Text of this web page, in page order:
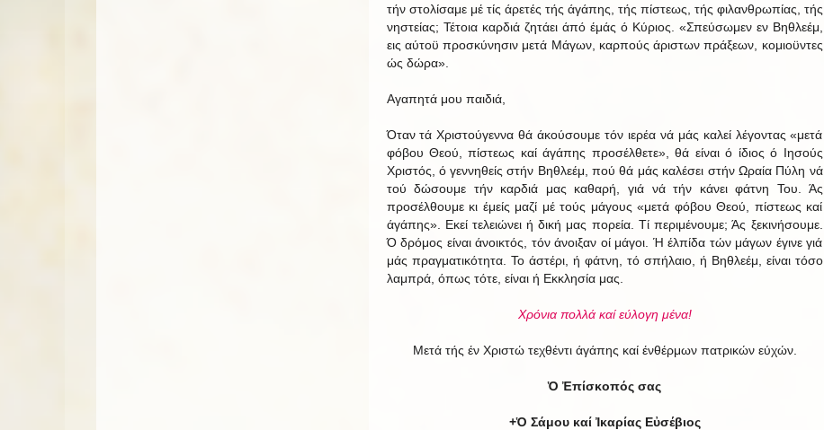
τήν στολίσαμε μέ τίς άρετές τής άγάπης, τής πίστεως, τής φιλανθρωπίας, τής
νηστείας; Τέτοια καρδιά ζητάει άπό έμάς ό Κύριος. «Σπεύσωμεν εν Βηθλεέμ,
εις αύτοϋ προσκύνησιν μετά Μάγων, καρπούς άριστων πράξεων, κομιοϋντες
ώς δώρα».
Αγαπητά μου παιδιά,
Όταν τά Χριστούγεννα θά άκούσουμε τόν ιερέα νά μάς καλεί λέγοντας «μετά
φόβου Θεού, πίστεως καί άγάπης προσέλθετε», θά είναι ό ίδιος ό Ιησούς
Χριστός, ό γεννηθείς στήν Βηθλεέμ, πού θά μάς καλέσει στήν Ωραία Πύλη νά
τού δώσουμε τήν καρδιά μας καθαρή, γιά νά τήν κάνει φάτνη Του. Άς
προσέλθουμε κι έμείς μαζί μέ τούς μάγους «μετά φόβου Θεού, πίστεως καί
άγάπης». Εκεί τελειώνει ή δική μας πορεία. Τί περιμένουμε; Άς ξεκινήσουμε.
Ό δρόμος είναι άνοικτός, τόν άνοιξαν οί μάγοι. Ή έλπίδα τών μάγων έγινε γιά
μάς πραγματικότητα. Το άστέρι, ή φάτνη, τό σπήλαιο, ή Βηθλεέμ, είναι τόσο
λαμπρά, όπως τότε, είναι ή Εκκλησία μας.
Χρόνια πολλά καί εύλογη μένα!
Μετά τής έν Χριστώ τεχθέντι άγάπης καί ένθέρμων πατρικών εύχών.
Ὁ Ἐπίσκοπός σας
+Ὁ Σάμου καί Ἰκαρίας Εὐσέβιος